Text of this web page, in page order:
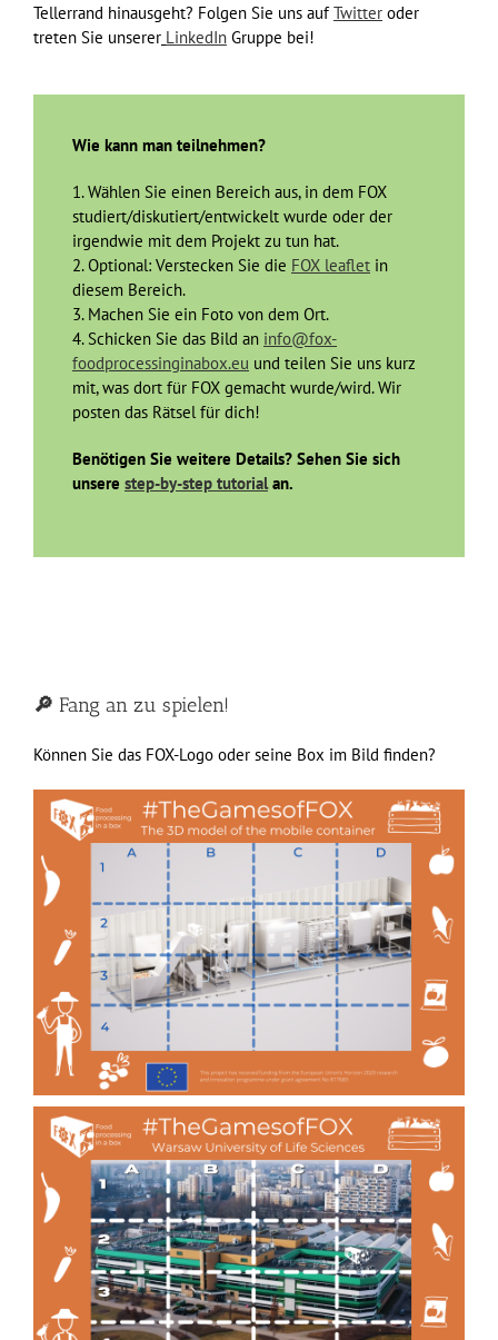
Tellerrand hinausgeht? Folgen Sie uns aufTwitter oder
treten Sie unserer LinkedIn Gruppe bei!
Wie kann man teilnehmen?
1. Wählen Sie einen Bereich aus, in dem FOX
studiert/diskutiert/entwickelt wurde oder der
irgendwie mit dem Projekt zu tun hat.
2. Optional: Verstecken Sie die FOX leaflet in
diesem Bereich.
3. Machen Sie ein Foto von dem Ort.
4. Schicken Sie das Bild an info@fox-
foodprocessinginabox.eu und teilen Sie uns kurz
mit, was dort für FOX gemacht wurde/wird. Wir
posten das Rätsel für dich!
Benötigen Sie weitere Details? Sehen Sie sich
unsere step-by-step tutorialan.
🔎 Fang an zu spielen!
Können Sie das FOX-Logo oder seine Box im Bild finden?